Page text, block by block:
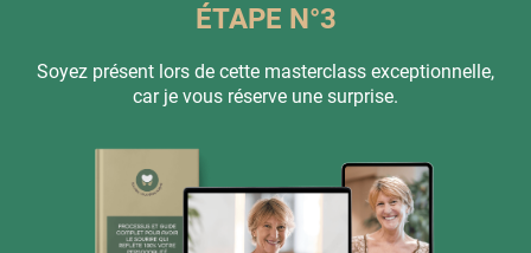
ÉTAPE N°3
Soyez présent lors de cette masterclass exceptionnelle,
car je vous réserve une surprise.